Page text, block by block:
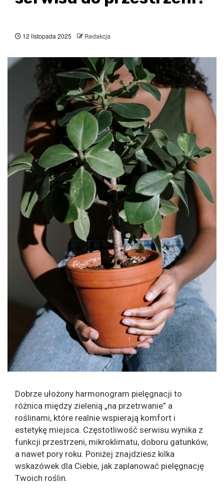
12 listopada 2025 Redakcja
Dobrze ułożony harmonogram pielęgnacji to
różnica między zielenią „na przetrwanie” a
roślinami, które realnie wspierają komfort i
estetykę miejsca. Częstotliwość serwisu wynika z
funkcji przestrzeni, mikroklimatu, doboru gatunków,
a nawet pory roku. Poniżej znajdziesz kilka
wskazówek dla Ciebie, jak zaplanować pielęgnację
Twoich roślin.